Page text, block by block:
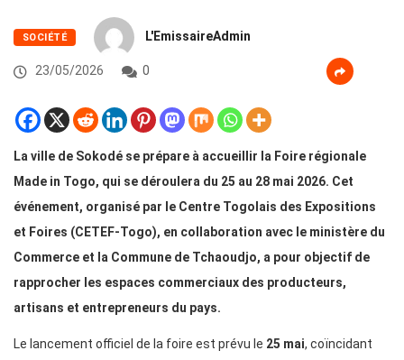
SOCIÉTÉ L'EmissaireAdmin
23/05/2026 0
La ville de Sokodé se prépare à accueillir la Foire régionale
Made in Togo, qui se déroulera du 25 au 28 mai 2026. Cet
événement, organisé par le Centre Togolais des Expositions
et Foires (CETEF-Togo), en collaboration avec le ministère du
Commerce et la Commune de Tchaoudjo, a pour objectif de
rapprocher les espaces commerciaux des producteurs,
artisans et entrepreneurs du pays.
Le lancement officiel de la foire est prévu le 25 mai, coïncidant